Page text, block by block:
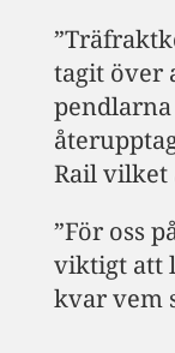
tagit över
Rail vilket
”För oss
viktigt att
kvar vem